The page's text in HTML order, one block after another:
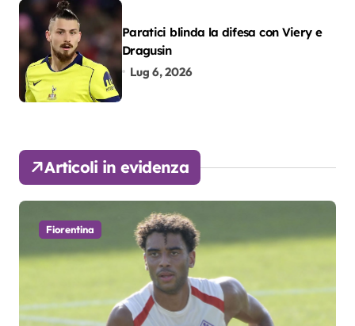
Paratici blinda la difesa con Viery e
Dragusin
Lug 6, 2026
Articoli in evidenza
Fiorentina